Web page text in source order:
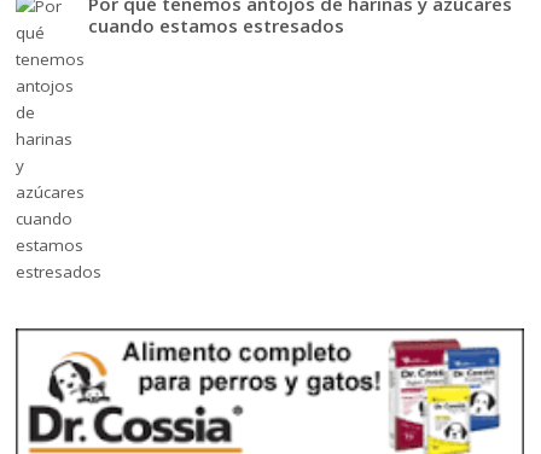
cuando estamos estresados